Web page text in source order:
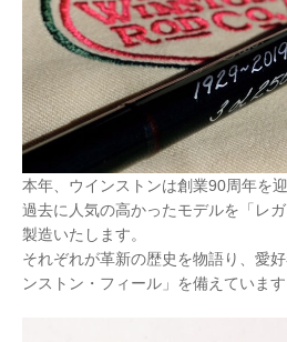
本年、ウインストンは創業90周年を
過去に人気の高かったモデルを「レ
製造いたします。
それぞれが革新の歴史を物語り、愛
ンストン・フィール」を備えています